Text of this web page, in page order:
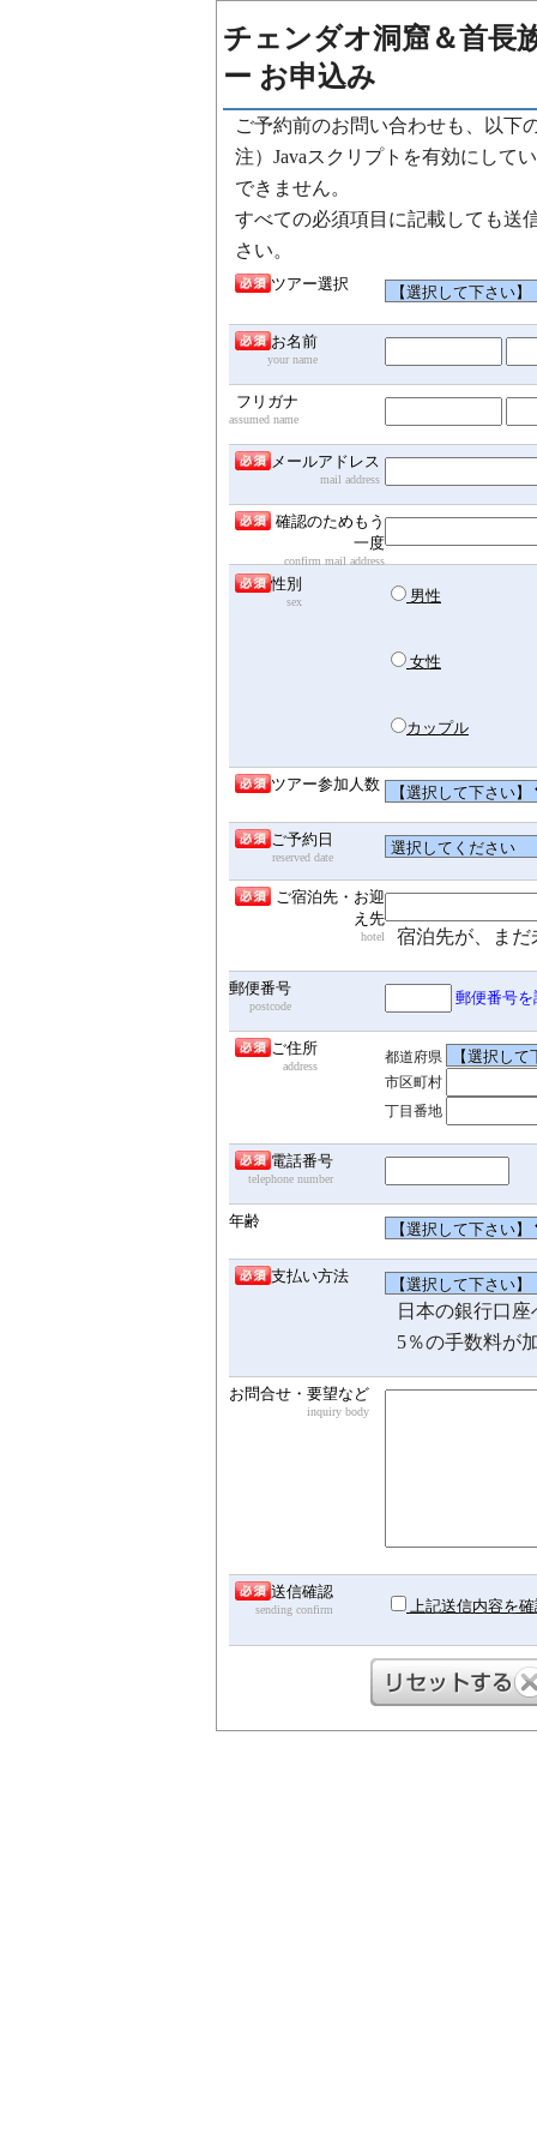
チェンダオ洞窟＆首長
ー お申込み
ご予約前のお問い合わせも、以下
注）Javaスクリプトを有効にして
できません。
すべての必須項目に記載しても送
さい。
ツアー選択
お名前
your name
フリガナ
assumed name
メールアドレス
mail address
確認のためもう
一度
confirm mail address
性別
sex 男性
女性
カップル
ツアー参加人数
ご予約日
reserved date
ご宿泊先・お迎
え先
hotel 宿泊先が、ま
郵便番号
postcode 郵便番号を
ご住所
address
都道府県
市区町村
丁目番地
電話番号
telephone number
年齢
支払い方法
日本の銀行口
5％の手数料が
お問合せ・要望など
inquiry body
送信確認
sending confirm 上記送信内容を